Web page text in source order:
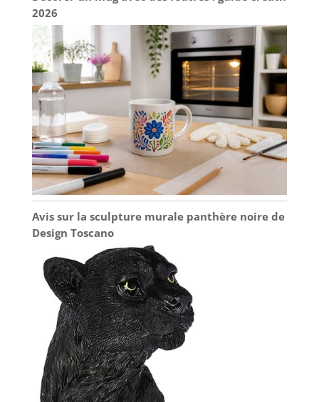
2026
Avis sur la sculpture murale panthère noire de
Design Toscano